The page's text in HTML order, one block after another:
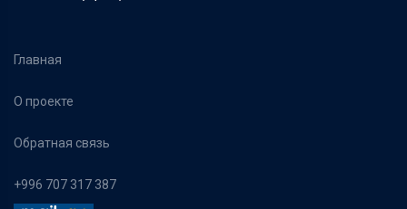
Главная
О проекте
Обратная связь
+996 707 317 387